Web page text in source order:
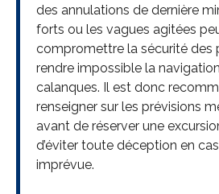
des annulations de dernière
forts ou les vagues agitées
compromettre la sécurité des
rendre impossible la
calanques. Il est donc
renseigner sur les prévisions
avant de réserver une
d’éviter toute déception en
imprévue.